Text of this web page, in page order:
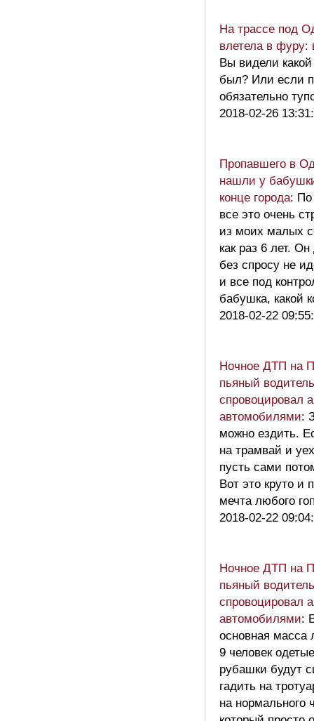
На трассе под
влетела в фуру:
Вы видели
был? Или если
обязательно
2018-02-26
Пропавшего в
нашли у
конце города: По
все это очень
из моих малых
как раз 6 лет.
без спросу не
и все под
бабушка, какой
2018-02-22
Ночное ДТП на
пьяный
спровоцировал
автомобилями:
можно ездить.
на трамвай и
пусть сами
Вот это круто и
мечта любого
2018-02-22
Ночное ДТП на
пьяный
спровоцировал
автомобилями:
основная
9 человек
рубашки будут
гадить на
на нормального